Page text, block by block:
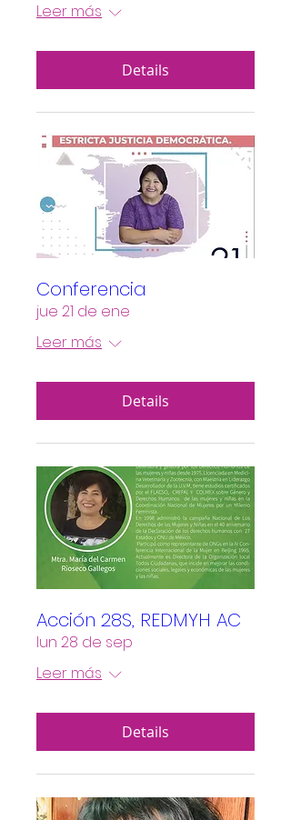
Leer más
Details
Conferencia
jue 21 de ene
Leer más
Details
Acción 28S, REDMYH AC
lun 28 de sep
Leer más
Details